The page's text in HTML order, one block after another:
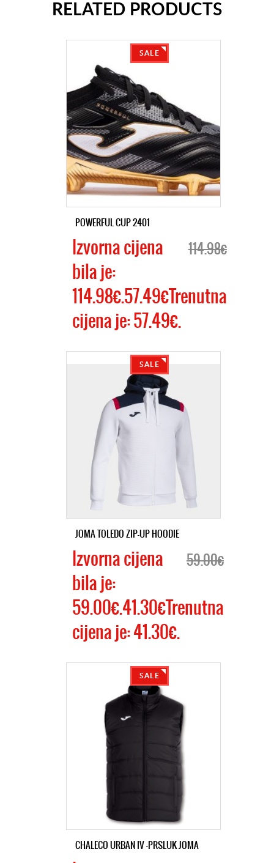
RELATED PRODUCTS
SALE
POWERFUL CUP 2401
114.98€
Izvorna cijena
bila je:
114.98€.57.49€Trenutna
cijena je: 57.49€.
SALE
JOMA TOLEDO ZIP-UP HOODIE
59.00€
Izvorna cijena
bila je:
59.00€.41.30€Trenutna
cijena je: 41.30€.
SALE
CHALECO URBAN IV -PRSLUK JOMA